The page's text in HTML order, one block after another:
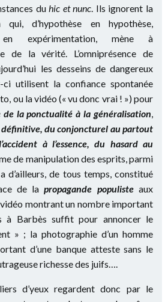
duhic et nunc. Ils ignorent la
d’hypothèse en hypothèse,
en expérimentation, mène à
de la vérité. L’omniprésence de
les desseins de dangereux
ci utilisent la confiance spontanée
ou la vidéo (« vu donc vrai ! ») pour
de la ponctualité à la généralisation,
du conjoncturel au partout
à l’essence, du hasard au
de manipulation des esprits, parmi
d’ailleurs, de tous temps, constitué
de la propagande populisteaux
montrant un nombre important
à Barbès suffit pour annoncer le
» ; la photographie d’un homme
d’une banque atteste sans le
richesse des juifs….
d’yeux regardent donc par le